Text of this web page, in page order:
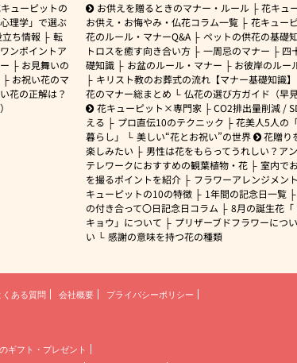
ューピットの
理学」で選ぶ
ち情報
転
ンポイントア
お見舞いの
お祝い花のマ
花の正解は？
お供えを贈るときのマナー・ルール
花キュ
お供え・お悔やみ・仏花コラム一覧
花キュー
花のルール・マナーQ&A
ペットの供花の基礎
トロスを癒す向き合い方
一周忌のマナー
四
礎知識
お盆のルール・マナー
お彼岸のルー
キリスト教のお葬式の流れ【マナー基礎知識】
花のマナー総まとめ
仏花の選び方ガイド（早
花キューピット×専門家
CO2排出量削減 /
える
プロ直伝10のテクニック
花美人5人の
暮らし」
美しい“花とお祝い”の世界
花贈り
楽しみたい
男性は花をもらってうれしい？ア
テレワークにおすすめの観葉植物・花
室内で
を撮るポイントを紹介
フラワーアレンジメン
キューピットの10の特徴
1年間の記念日一覧
の付き合って〇日記念日コラム
8月の誕生花「
キョウ」について
プリザーブドフラワーにつ
い
感謝の意味を持つ花の種類
くある質問 会社概要
プライバシーポリシー
ギフト・プレゼント